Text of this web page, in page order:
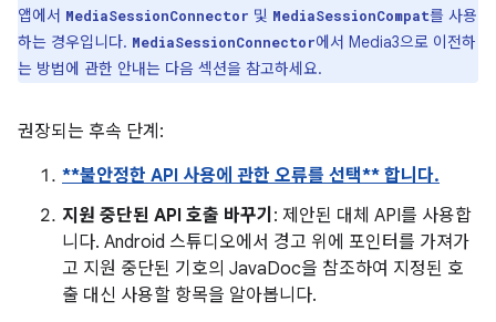
앱에서 MediaSessionConnector 및 MediaSessionCompat를 사용
하는 경우입니다. MediaSessionConnector에서 Media3으로 이전하
는 방법에 관한 안내는 다음 섹션을 참고하세요.
권장되는 후속 단계:
**불안정한 API 사용에 관한 오류를 선택** 합니다.
지원 중단된 API 호출 바꾸기 : 제안된 대체 API를 사용합
니다. Android 스튜디오에서 경고 위에 포인터를 가져가
고 지원 중단된 기호의 JavaDoc을 참조하여 지정된 호
출 대신 사용할 항목을 알아봅니다.